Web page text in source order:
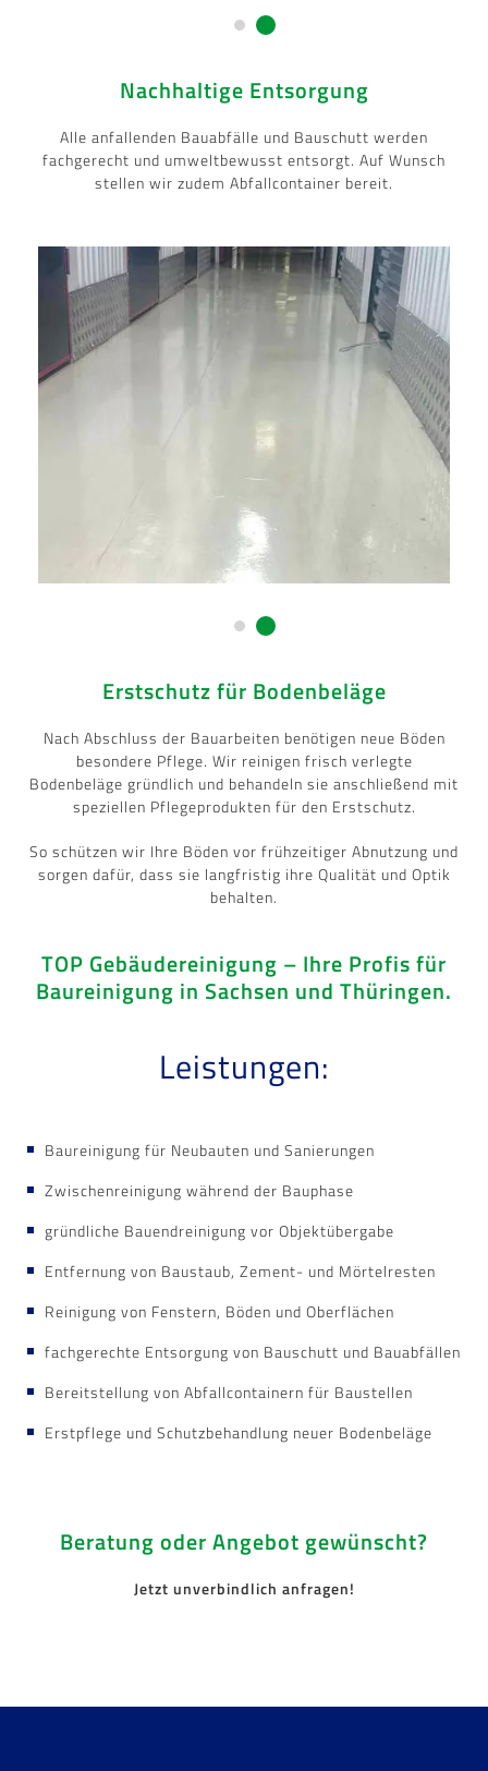
Nachhaltige Entsorgung
Alle anfallenden Bauabfälle und Bauschutt werden
fachgerecht und umweltbewusst entsorgt. Auf Wunsch
stellen wir zudem Abfallcontainer bereit.
Erstschutz für Bodenbeläge
Nach Abschluss der Bauarbeiten benötigen neue Böden
besondere Pflege. Wir reinigen frisch verlegte
Bodenbeläge gründlich und behandeln sie anschließend mit
speziellen Pflegeprodukten für den Erstschutz.
So schützen wir Ihre Böden vor frühzeitiger Abnutzung und
sorgen dafür, dass sie langfristig ihre Qualität und Optik
behalten.
TOP Gebäudereinigung – Ihre Profis für
Baureinigung in Sachsen und Thüringen.
Leistungen:
Baureinigung für Neubauten und Sanierungen
Zwischenreinigung während der Bauphase
gründliche Bauendreinigung vor Objektübergabe
Entfernung von Baustaub, Zement- und Mörtelresten
Reinigung von Fenstern, Böden und Oberflächen
fachgerechte Entsorgung von Bauschutt und Bauabfällen
Bereitstellung von Abfallcontainern für Baustellen
Erstpflege und Schutzbehandlung neuer Bodenbeläge
Beratung oder Angebot gewünscht?
Jetzt unverbindlich anfragen!